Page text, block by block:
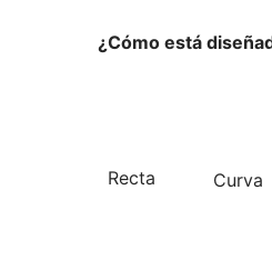
¿Cómo está
Recta
Curva